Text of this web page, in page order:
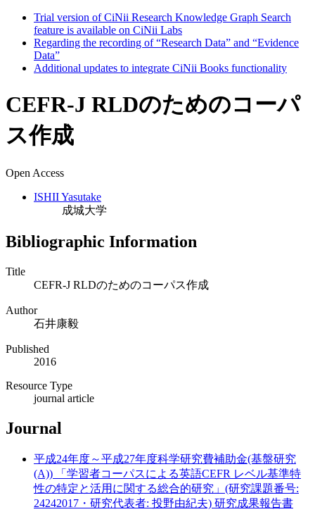
Trial version of CiNii Research Knowledge Graph Search
feature is available on CiNii Labs
Regarding the recording of “Research Data” and “Evidence
Data”
Additional updates to integrate CiNii Books functionality
CEFR-J RLDのためのコーパ
ス作成
Open Access
ISHII Yasutake
成城大学
Bibliographic Information
Title
CEFR-J RLDのためのコーパス作成
Author
石井康毅
Published
2016
Resource Type
journal article
Journal
平成24年度～平成27年度科学研究費補助金(基盤研究
(A)) 「学習者コーパスによる英語CEFR レベル基準特
性の特定と活用に関する総合的研究」(研究課題番号:
24242017・研究代表者: 投野由紀夫) 研究成果報告書